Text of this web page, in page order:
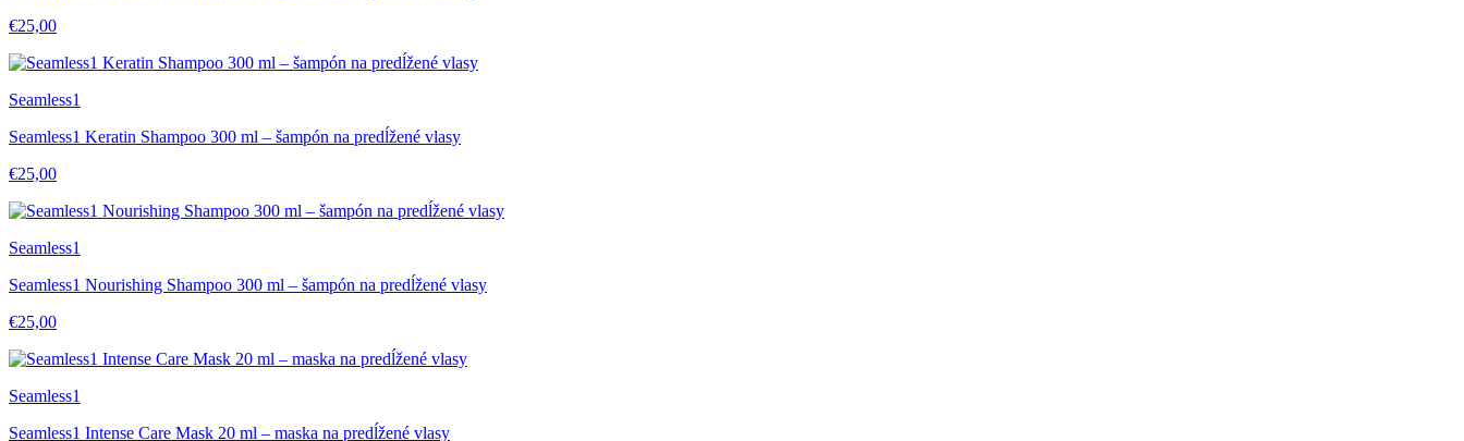
€25,00
Seamless1
Seamless1 Keratin Shampoo 300 ml – šampón na predĺžené vlasy
€25,00
Seamless1
Seamless1 Nourishing Shampoo 300 ml – šampón na predĺžené vlasy
€25,00
Seamless1
Seamless1 Intense Care Mask 20 ml – maska na predĺžené vlasy